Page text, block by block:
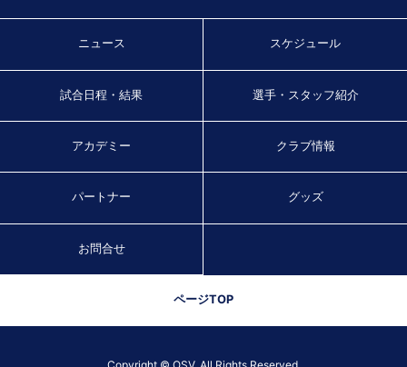
ニュース スケジュール
試合日程・結果 選手・スタッフ紹介
アカデミー クラブ情報
パートナー グッズ
お問合せ
ページTOP